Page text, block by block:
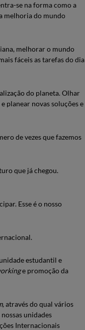
se na forma como a
melhoria do mundo
melhorar o mundo
fáceis as tarefas do dia
do planeta. Olhar
planear novas soluções e
de vezes que fazemos
que já chegou.
Esse é o nosso
estudantil e
e promoção da
através do qual vários
unidades
Internacionais